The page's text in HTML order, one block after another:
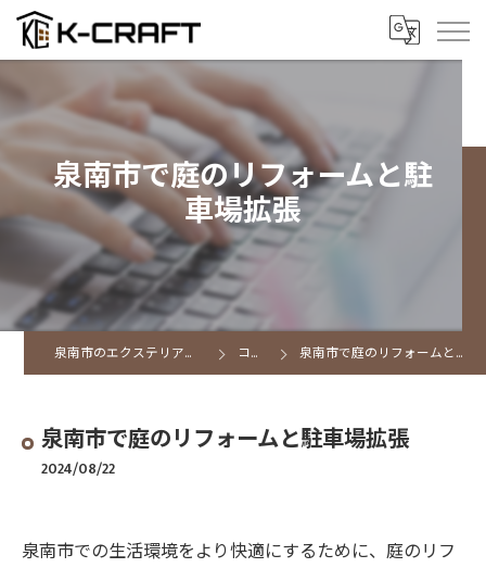
泉南市で庭のリフォームと駐
車場拡張
泉南市のエクステリアならK CRAFT コラム 泉南市で庭のリフォームと駐車場拡張
泉南市で庭のリフォームと駐車場拡張
2024/08/22
泉南市での生活環境をより快適にするために、庭のリフ